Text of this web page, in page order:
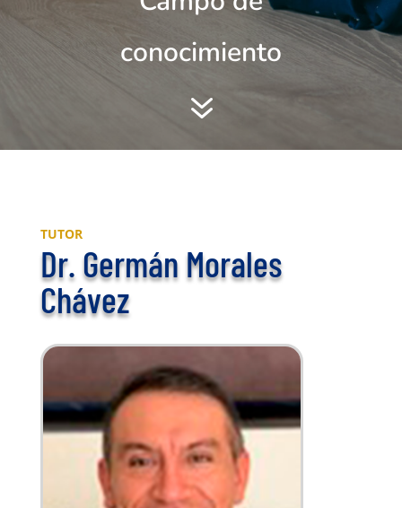
conocimiento
7
TUTOR
Dr. Germán Morales
Chávez